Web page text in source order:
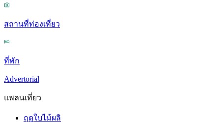
สถานที่ท่องเที่ยว
ที่พัก
Advertorial
แพลนเที่ยว
ฤดูใบไม้ผลิ